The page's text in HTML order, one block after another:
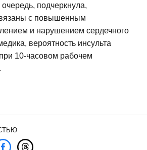
подчеркнула,
с повышенным
и нарушением сердечного
вероятность инсульта
10-часовом рабочем